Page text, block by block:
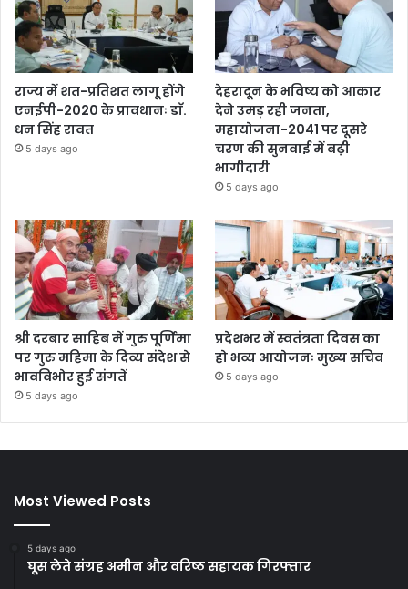
राज्य में शत-प्रतिशत लागू होंगे
एनईपी-2020 के प्रावधानः डाॅ.
धन सिंह रावत
5 days ago
देहरादून के भविष्य को आकार
देने उमड़ रही जनता,
महायोजना-2041 पर दूसरे
चरण की सुनवाई में बढ़ी
भागीदारी
5 days ago
श्री दरबार साहिब में गुरु पूर्णिमा
पर गुरु महिमा के दिव्य संदेश से
भावविभोर हुई संगतें
5 days ago
प्रदेशभर में स्वतंत्रता दिवस का
हो भव्य आयोजनः मुख्य सचिव
5 days ago
Most Viewed Posts
5 days ago
घूस लेते संग्रह अमीन और वरिष्ठ सहायक गिरफ्तार